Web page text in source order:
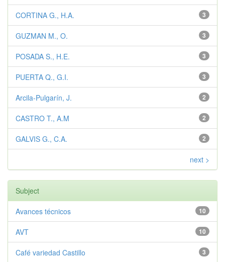
3
CORTINA G., H.A.
3
GUZMAN M., O.
3
POSADA S., H.E.
3
PUERTA Q., G.I.
2
Arcila-Pulgarín, J.
2
CASTRO T., A.M
2
GALVIS G., C.A.
next >
Subject
10
Avances técnicos
10
AVT
3
Café variedad Castillo